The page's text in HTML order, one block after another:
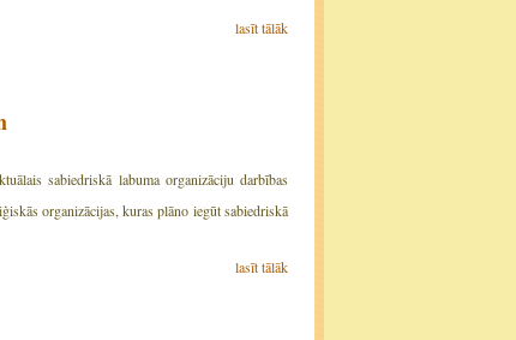
lasīt tālāk
sabiedriskā labuma organizāciju darbības
organizācijas, kuras plāno iegūt sabiedriskā
lasīt tālāk